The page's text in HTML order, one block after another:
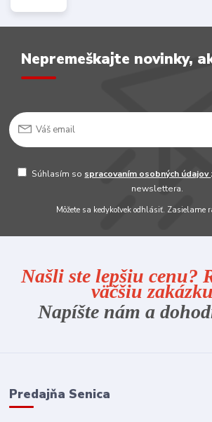
Nepremeškajte novinky,
Súhlasím so spracovaním osobných údajov
newslettera.
Môžete sa kedykoľvek odhlásiť. Zasielame
Našli ste lepšiu cenu?
väčšiu
Napíšte nám a
Predajňa Senica